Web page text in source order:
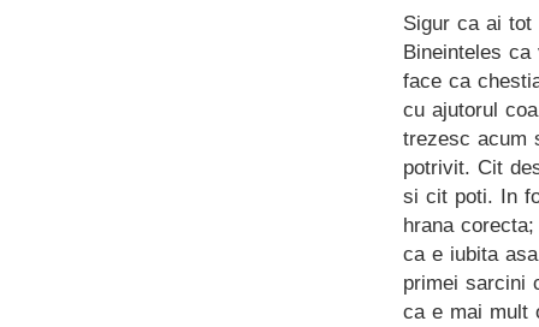
Sigur ca ai
Bineinteles
face ca
cu ajutorul
trezesc acum
potrivit. Cit
si cit poti. In
hrana
ca e iubita
primei sarcini
ca e mai mult